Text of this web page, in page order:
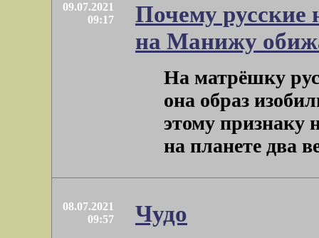
09.07.2021
09:17
Почему русские
на Манижу
На матрёшку
она образ
этому признаку
на планете два
08.07.2021
09:57
Чудо